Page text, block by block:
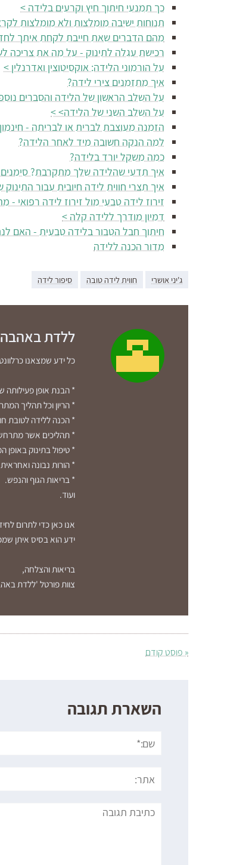
כך תמנעי חיתוך חיץ וקרעים בלידה >
תנוחות ישיבה מומלצות ולא מומלצות
מהם הדברים שאת חייבת לקחת איתך
רכישת עגלה לתינוק - על מה את צריכה
על הורמוני הלידה: אוקסיטוצין ואדרנלין >
איך מתזמנים צירי לידה?
על השלב הראשון של הלידה והסברים
על השלב השני של הלידה> >
הזמנה מעוצבת לברית או לבריתה -
למה הנקה חשובה מיד לאחר הלידה?
כמה משקל יורד בלידה?
איך תדעי שהלידה שלך מתקרבת?
איך תצרי חווית לידה חיובית עבור התינוק
זירוז לידה טבעי מול זירוז לידה רפואי -
דמיון מודרך ללידה קלה >
חיתוך חבל הטבור בלידה טבעית - האם
מדור הכנה ללידה
ג'יני אושרי חווית לידה טובה סיפור לידה
ללדת באהבה
כל ידע שמצאנו
* הבנת אופן פעילותה
* הריון וכל תהליך
* הכנה ללידה לטובת
* תהליכים אשר
* טיפול בתינוק באופן
* הורות נבונה
* בריאות הגוף והנפש.
ועוד.
אנו כאן כדי לתרום
ידע הוא בסיס איתן
בריאות והצלחה,
צוות פורטל 'ללדת
« פוסט קודם
השארת תגובה
תגובה